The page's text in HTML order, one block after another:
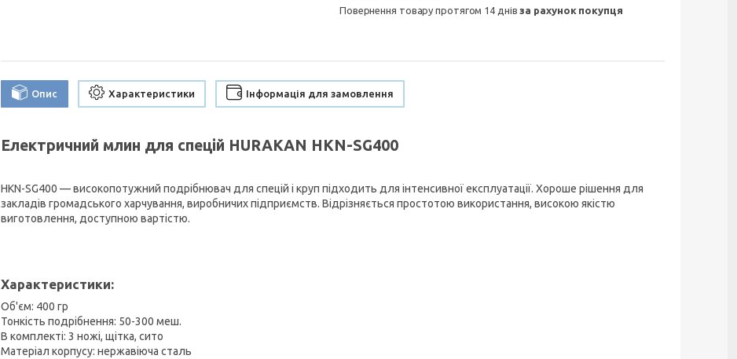
повернення товару протягом 14 днівза рахунок покупця
Опис Характеристики Інформація для замовлення
Електричний млин для спецій HURAKAN HKN-SG400
HKN-SG400 — високопотужний подрібнювач для спецій і круп підходить для інтенсивної експлуатації. Хороше рішення для
закладів громадського харчування, виробничих підприємств. Відрізняється простотою використання, високою якістю
виготовлення, доступною вартістю.
Характеристики:
Об'єм: 400 гр
Тонкість подрібнення: 50-300 меш.
В комплекті: 3 ножі, щітка, сито
Матеріал корпусу: нержавіюча сталь